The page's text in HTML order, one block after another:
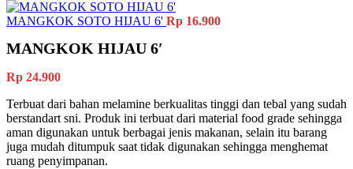
MANGKOK SOTO HIJAU 6' Rp 16.900
MANGKOK HIJAU 6′
Rp 24.900
Terbuat dari bahan melamine berkualitas tinggi dan tebal yang sudah
berstandart sni. Produk ini terbuat dari material food grade sehingga
aman digunakan untuk berbagai jenis makanan, selain itu barang
juga mudah ditumpuk saat tidak digunakan sehingga menghemat
ruang penyimpanan.